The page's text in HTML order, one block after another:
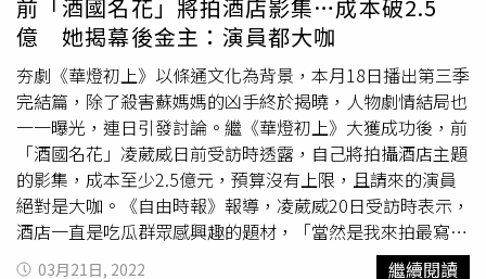
己常常也會有這樣的事情發生，他們當發洩情緒、久了變夫
妻之間的情趣了，這她親口說的歐。所以覺得沒有什麼大不
了，可是不是每個人都喜歡玩SM。所以才會說只有打一次
沒什麼。」（圖／翻攝臉書）此外，凌威威 也暗指小甜甜老
公，身為一個素人可以趁教會這個機會接近明星，為的就是
虛榮感，而這對夫妻也是因為收入不穩定才加入教會，不過
她表示「素人不會因爲娶了一個藝人太太，就會變成男藝
人，既然娶了藝人太太應該好好珍惜，而不是爲了貼近這些
明星們。打了自己老婆，然後還要說在導正老婆」，甚至直
指容忍家暴已經是過時的社會風氣，最後再回到宋逸民夫婦
前「酒國名花」將拍酒店影集…成本破2.5
億 她揭幕後金主：演員都大咖
夯劇《華燈初上》以條通文化為背景，本月18日播出第三季
完結篇，除了殺害蘇媽媽的凶手終於揭曉，人物劇情結局也
一一曝光，連日引發討論。繼《華燈初上》大獲成功後，前
「酒國名花」凌葳威日前受訪時透露，自己將拍攝酒店主題
的影集，成本至少2.5億元，預算沒有上限，且請來的演員
絕對是大咖。《自由時報》報導，凌葳威20日受訪時表示，
酒店一直是吃瓜群眾感興趣的題材，「當然是我來拍最寫實
啊，成本破2.5億啊，沒有上限。」至於影集內容，她則提
03月21日, 2022 繼續閱讀